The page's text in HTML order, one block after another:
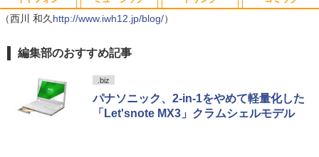
1
宇宙兄弟（46） 【電子書籍】[ 小山宙哉
]
￥1,131
2
DVD付 学研まんが NEW日本の歴史
4大特典付き全14巻セット [ 大石 学 ]
Anker Soundcore P40i オフホワイト
￥7,990
BRUCE WAYNE feat. Flo Milli, ATL Jacob
[Explicit]
【Amazon.co.jp限定】 い・ろ・は・す 2L P
ET ラベルレス ×8本
薬屋のひとりごと 17巻 (デジタル版ビッグガ
ンガンコミックス)
（西川 和久 http://www.iwh12.jp/blog/）
編集部のおすすめ記事
.biz
パナソニック、2-in-1をやめて軽量化した
「Let'snote MX3」クラムシェルモデル